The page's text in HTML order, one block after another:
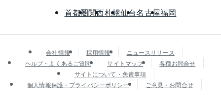
首都圏関西札幌仙台名古屋福岡
会社情報 採用情報
ニュースリリース
ヘルプ・よくあるご質問
サイトマップ
各種お問合せ
サイトについて・免責事項
個人情報保護・プライバシーポリシー
ご意見・お問合せ